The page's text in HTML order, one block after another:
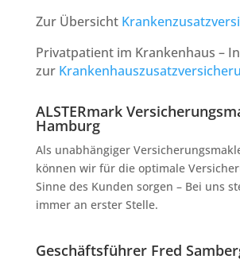
Zur Übersicht
Privatpatient im Krankenhaus –
zur
ALSTERmark
Hamburg
Als unabhängiger
können wir für die optimale
Sinne des Kunden sorgen – Bei uns
immer an erster Stelle.
Geschäftsführer Fred